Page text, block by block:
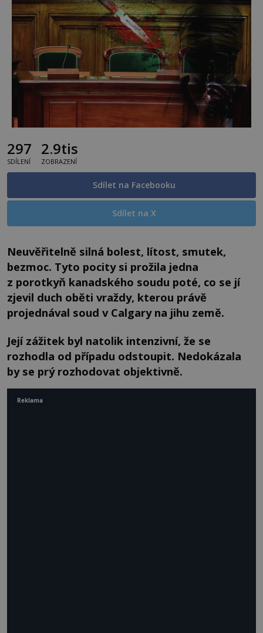
297
SDÍLENÍ
2.9tis
ZOBRAZENÍ
Sdílet na Facebooku
Sdílet na X
Neuvěřitelně silná bolest, lítost, smutek,
bezmoc. Tyto pocity si prožila jedna
z porotkyň kanadského soudu poté, co se jí
zjevil duch oběti vraždy, kterou právě
projednával soud v Calgary na jihu země.
Její zážitek byl natolik intenzivní, že se
rozhodla od případu odstoupit. Nedokázala
by se prý rozhodovat objektivně.
Reklama